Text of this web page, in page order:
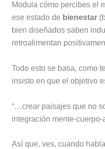
Modula cómo percibes el
ese estado de bienestar
bien diseñados saben
retroalimentan
Todo esto se basa, como
insisto en que el objetivo
“…crear paisajes que no
integración mente-
Así que, ves, cuando